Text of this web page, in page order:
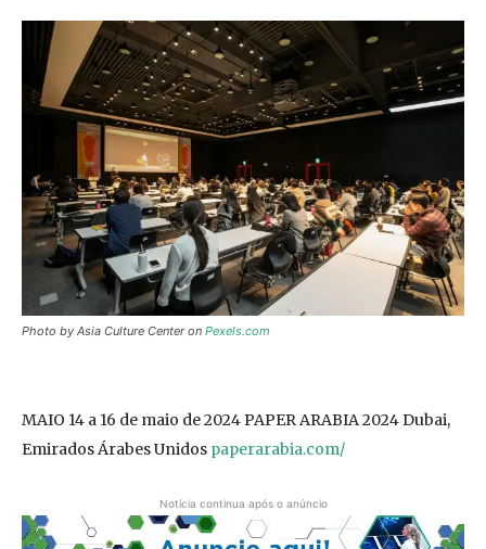
Photo by Asia Culture Center on Pexels.com
MAIO 14 a 16 de maio de 2024 PAPER ARABIA 2024 Dubai,
Emirados Árabes Unidos paperarabia.com/
Notícia continua após o anúncio